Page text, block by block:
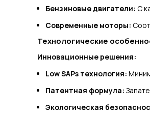
Бензиновые двигатели: С
Современные моторы:
Технологические
Инновационные решения:
Low SAPs технология:
Патентная формула:
Экологическая